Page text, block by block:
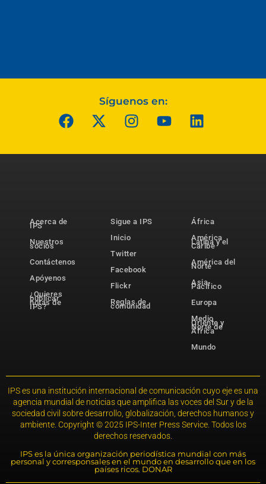
Síguenos en:
Acerca de
IPS
Nuestros
socios
Contáctenos
Apóyenos
¿Quieres
publicar
notas de
IPS?
Sigue a IPS
Inicio
Twitter
Facebook
Flickr
Reglas de
comunidad
África
América
Latina y el
Caribe
América del
Norte
Asia-
Pacífico
Europa
Medio
Oriente y
Norte de
África
Mundo
IPS es una institución internacional de comunicación cuyo eje es una
agencia mundial de noticias que amplifica las voces del Sur y de la
sociedad civil sobre desarrollo, globalización, derechos humanos y
ambiente. Copyright © 2025 IPS-Inter Press Service. Todos los
derechos reservados.
IPS es la única organización periodística mundial con más
personal y corresponsales en el mundo en desarrollo que en los
países ricos. DONAR